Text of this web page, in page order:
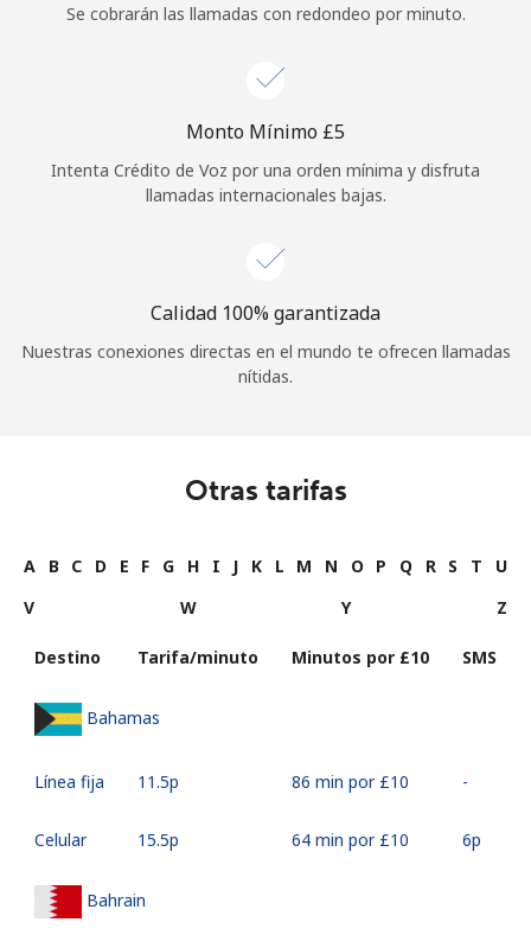
Se cobrarán las llamadas con redondeo por minuto.
Monto Mínimo ⁦£5⁩
Intenta Crédito de Voz por una orden mínima y disfruta
llamadas internacionales bajas.
Calidad 100% garantizada
Nuestras conexiones directas en el mundo te ofrecen llamadas
nítidas.
Otras tarifas
A B C D E F G H I J K L M N O P Q R S T
U
V
W Y Z
Destino Tarifa/minuto Minutos por ⁦£10⁩ SMS
Bahamas
Línea fija ⁦11.5p⁩ 86 min por ⁦£10⁩ -
Celular ⁦15.5p⁩ 64 min por ⁦£10⁩ ⁦6p⁩
Bahrain